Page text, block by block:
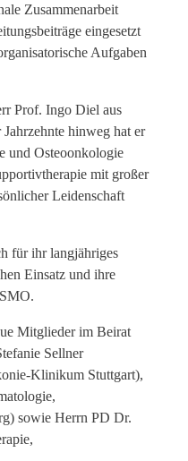
Zusammenarbeit
eingesetzt
Aufgaben
Prof. Ingo Diel aus
hinweg hat er
und Osteoonkologie
mit großer
Leidenschaft
für ihr langjähriges
Einsatz und ihre
Mitglieder im Beirat
Sellner
Klinikum Stuttgart),
sowie Herrn PD Dr.